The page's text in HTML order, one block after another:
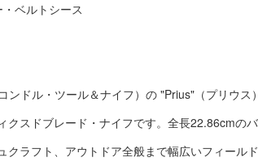
ベルトシース
ンドル・ツール＆ナイフ）の "Prius"（プリウス
クスドブレード・ナイフです。全長22.86cmの
クラフト、アウトドア全般まで幅広いフィール